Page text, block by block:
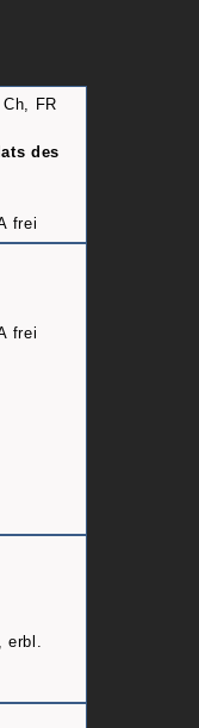
FR
des
frei
frei
erbl.